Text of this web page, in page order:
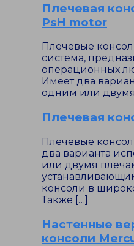
Плечевая
PsH motor
Плечевые
система,
операционных
Имеет два
одним или
Плечевая
Плечевые
два варианта
или двумя
консоли в
Также […]
Настенные
консоли